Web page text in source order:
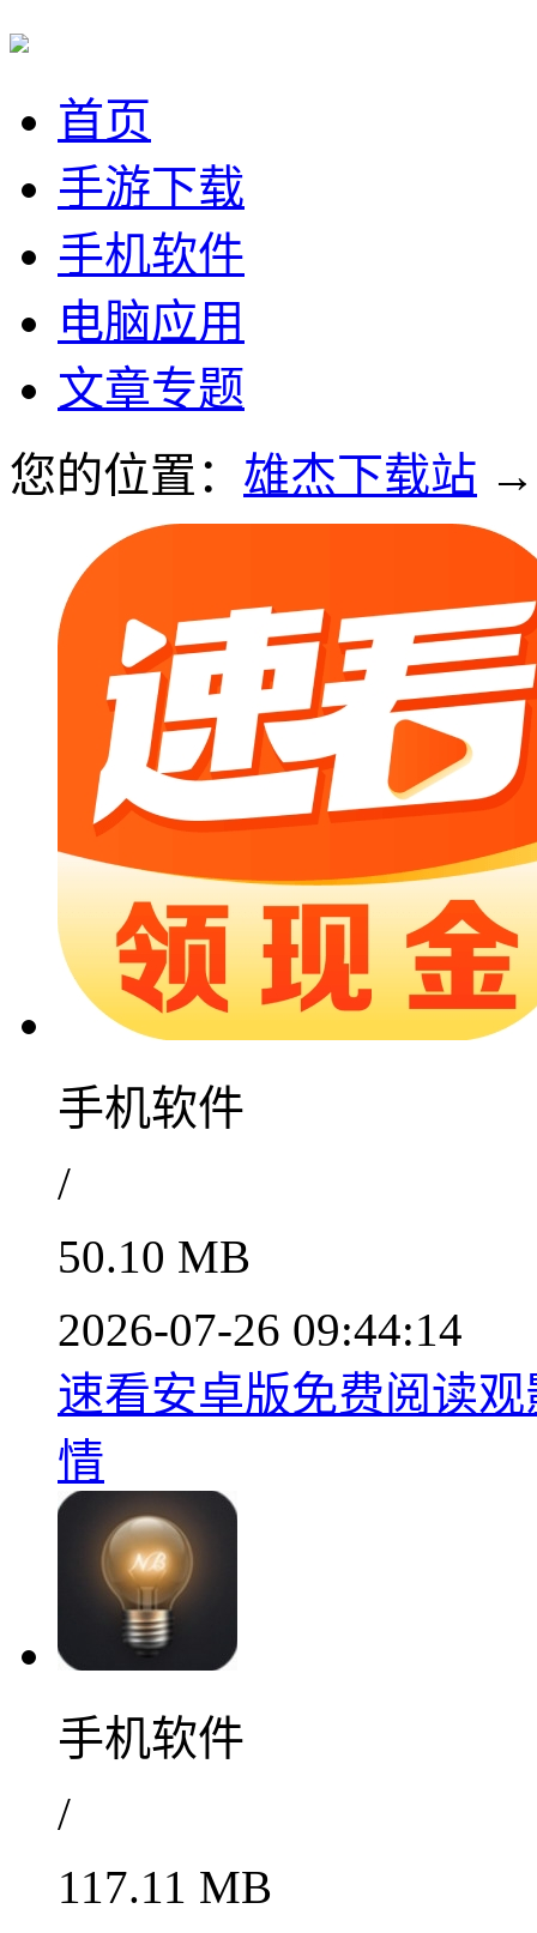
首页
手游下载
手机软件
电脑应用
文章专题
您的位置： 雄杰下载站
手机软件
/
50.10 MB
2026-07-26 09:44:14
速看安卓版免费阅读
情
手机软件
/
117.11 MB